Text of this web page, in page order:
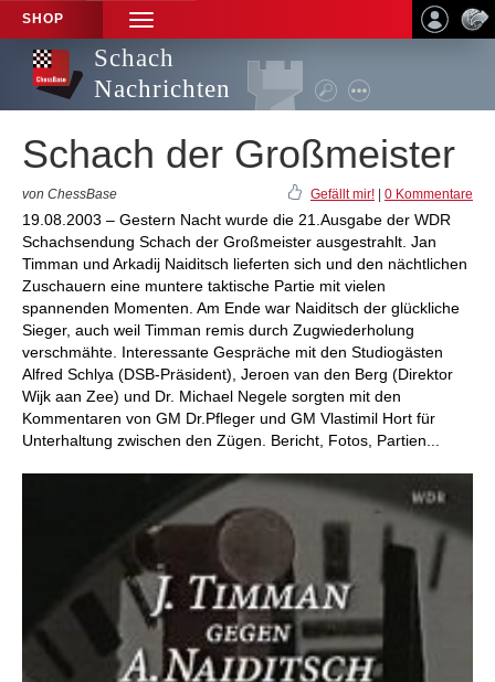
SHOP
TOGGLE
NAVIGATION
Schach
Nachrichten
Schach der Großmeister
von ChessBase Gefällt mir! 0 Kommentare
19.08.2003 – Gestern Nacht wurde die 21.Ausgabe der WDR
Schachsendung Schach der Großmeister ausgestrahlt. Jan
Timman und Arkadij Naiditsch lieferten sich und den nächtlichen
Zuschauern eine muntere taktische Partie mit vielen
spannenden Momenten. Am Ende war Naiditsch der glückliche
Sieger, auch weil Timman remis durch Zugwiederholung
verschmähte. Interessante Gespräche mit den Studiogästen
Alfred Schlya (DSB-Präsident), Jeroen van den Berg (Direktor
Wijk aan Zee) und Dr. Michael Negele sorgten mit den
Kommentaren von GM Dr.Pfleger und GM Vlastimil Hort für
Unterhaltung zwischen den Zügen. Bericht, Fotos, Partien...